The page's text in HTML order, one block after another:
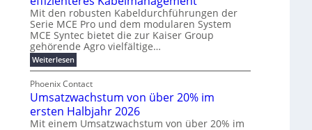
e
r
u
n
g
b
r
a
u
c
E
n
e
r
g
y
H
u
b
f
i
c
k
e
l
t
e
N
H
-
o
r
d
b
e
t
e
i
l
i
Mit den robusten Kabeldurchführungen der
Serie MCE Pro und dem modularen System
MCE Syntec bietet die zur Kaiser Group
gehörende Agro vielfältige…
Weiterlesen:
M
h
r
f
a
c
Phoenix Contact
Umsatzwachstum von über 20% im
ersten Halbjahr 2026
Mit einem Umsatzwachstum von über 20% im